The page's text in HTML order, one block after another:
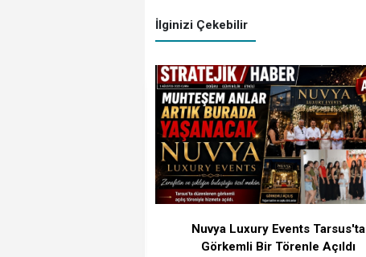
İlginizi Çekebilir
Nuvya Luxury Events Tarsus'ta
Görkemli Bir Törenle Açıldı